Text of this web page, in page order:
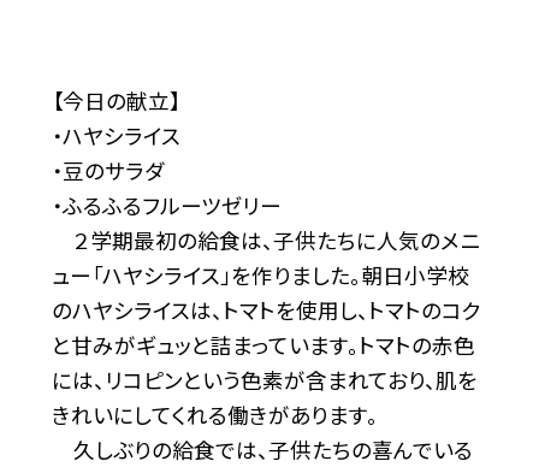
【今日の献立】
・ハヤシライス
・豆のサラダ
・ふるふるフルーツゼリー
２学期最初の給食は、子供たちに人気のメニ
ュー「ハヤシライス」を作りました。朝日小学校
のハヤシライスは、トマトを使用し、トマトのコク
と甘みがギュッと詰まっています。トマトの赤色
には、リコピンという色素が含まれており、肌を
きれいにしてくれる働きがあります。
久しぶりの給食では、子供たちの喜んでいる